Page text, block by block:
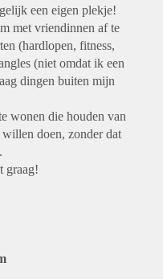
een eigen plekje!
met vriendinnen af te
(hardlopen, fitness,
(niet omdat ik een
dingen buiten mijn
wonen die houden van
willen doen, zonder dat
graag!